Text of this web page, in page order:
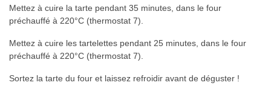
Mettez à cuire la tarte pendant 35 minutes, dans le four
préchauffé à 220°C (thermostat 7).
Mettez à cuire les tartelettes pendant 25 minutes, dans le four
préchauffé à 220°C (thermostat 7).
Sortez la tarte du four et laissez refroidir avant de déguster !